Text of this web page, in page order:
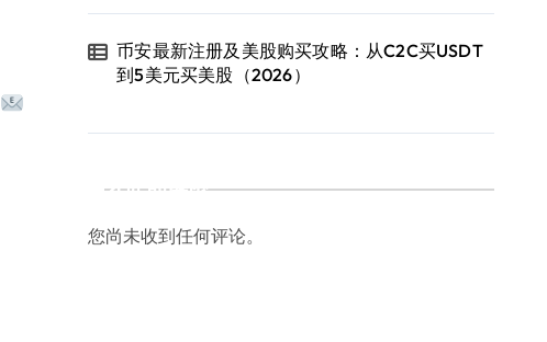
币安最新注册及美股购买攻略：从C2C买USDT
到5美元买美股（2026）
近期评论
您尚未收到任何评论。